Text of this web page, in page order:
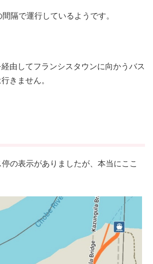
隔で運行しているようです。
由してフランシスタウンに向かうバス
きません。
の表示がありましたが、本当にここ